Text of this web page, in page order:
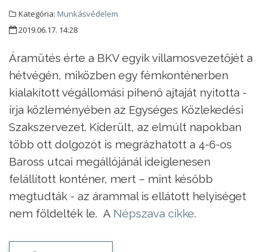
Kategória: Munkásvédelem
2019.06.17. 14:28
Áramütés érte a BKV egyik villamosvezetőjét a
hétvégén, miközben egy fémkonténerben
kialakított végállomási pihenő ajtaját nyitotta -
írja közleményében az Egységes Közlekedési
Szakszervezet. Kiderült, az elmúlt napokban
több ott dolgozót is megrázhatott a 4-6-os
Baross utcai megállójánál ideiglenesen
felállított konténer, mert – mint később
megtudták - az árammal is ellátott helyiséget
nem földelték le. A Népszava cikke.